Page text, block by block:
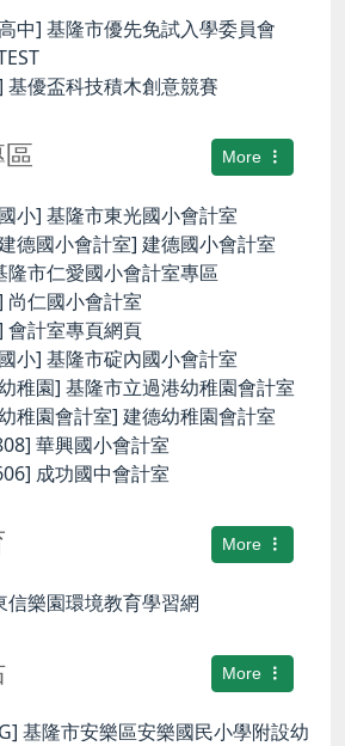
中] 基隆市優先免試入學委員會
基優盃科技積木創意競賽
More
小] 基隆市東光國小會計室
德國小會計室] 建德國小會計室
隆市仁愛國小會計室專區
尚仁國小會計室
會計室專頁網頁
小] 基隆市碇內國小會計室
稚園] 基隆市立過港幼稚園會計室
稚園會計室] 建德幼稚園會計室
華興國小會計室
成功國中會計室
More
信樂園環境教育學習網
More
基隆市安樂區安樂國民小學附設幼